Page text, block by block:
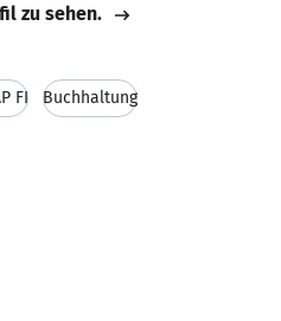
zu sehen.
FI Buchhaltung